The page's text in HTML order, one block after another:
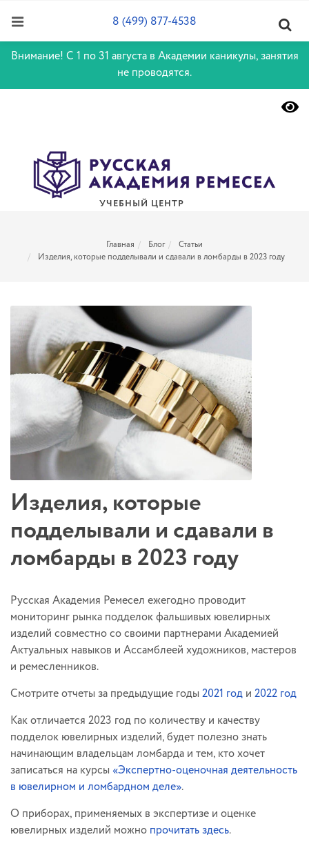
Внимание! С 1 по 31 августа в Академии каникулы, занятия
не проводятся.
УЧЕБНЫЙ ЦЕНТР
8 (499) 877-4538
Главная Блог
Статьи
Изделия, которые подделывали и сдавали в ломбарды в 2023 году
Изделия, которые
подделывали и сдавали в
ломбарды в 2023 году
Русская Академия Ремесел ежегодно проводит
мониторинг рынка подделок фальшивых ювелирных
изделий совместно со своими партнерами Академией
Актуальных навыков и Ассамблеей художников, мастеров
и ремесленников.
Смотрите отчеты за предыдущие годы 2021 год и 2022 год
Как отличается 2023 год по количеству и качеству
подделок ювелирных изделий, будет полезно знать
начинающим владельцам ломбарда и тем, кто хочет
записаться на курсы «Экспертно-оценочная деятельность
в ювелирном и ломбардном деле».
О приборах, применяемых в экспертизе и оценке
ювелирных изделий можно прочитать здесь.